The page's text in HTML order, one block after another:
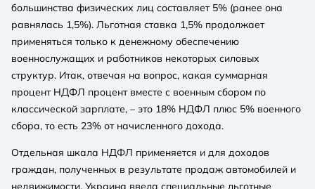
большинства физических лиц составляет 5% (ранее она
равнялась 1,5%). Льготная ставка 1,5% продолжает
применяться только к денежному обеспечению
военнослужащих и работников некоторых силовых
структур. Итак, отвечая на вопрос, какая суммарная
процент НДФЛ процент вместе с военным сбором по
классической зарплате, – это 18% НДФЛ плюс 5% военного
сбора, то есть 23% от начисленного дохода.
Отдельная шкала НДФЛ применяется и для доходов
граждан, полученных в результате продаж автомобилей и
недвижимости. Украина ввела специальные льготные